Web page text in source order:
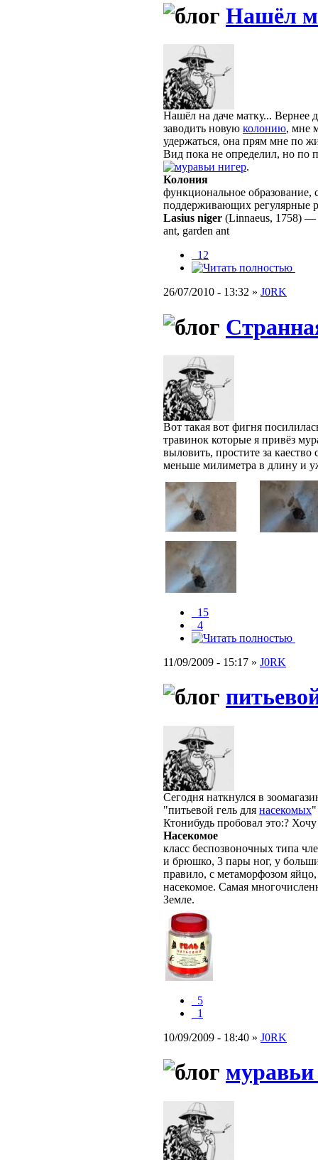
Нашёл
Нашёл на даче матку... Вернее
заводить новую колонию, мне
удержаться, она прям мне по
Вид пока не определил, но по
нигер.
Колония
функциональное образование,
поддерживающих регулярные
Lasius niger (Linnaeus, 1758) —
ant, garden ant
_12
26/07/2010 - 13:32 » J0RK
Вот такая вот фигня
травинок которые я привёз
выловить, простите за
меньше милиметра в длину и
_15
_4
11/09/2009 - 15:17 » J0RK
Сегодня наткнулся в
"питьевой гель для насекомых"
Ктонибудь пробовал это:?
Насекомое
класс беспозвоночных типа
и брюшко, 3 пары ног, у
правило, с метаморфозом
насекомое. Самая
Земле.
_5
_1
10/09/2009 - 18:40 » J0RK
муравьи